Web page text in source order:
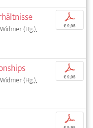
(Hg.),
p
€ 9,95
(Hg.),
p
€ 9,95
p